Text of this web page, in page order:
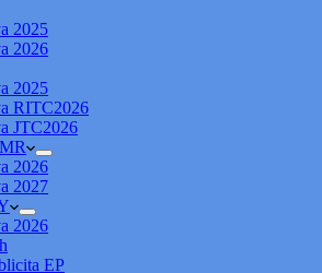
2025
2026
2025
RITC2026
JTC2026
2026
2027
2026
EP